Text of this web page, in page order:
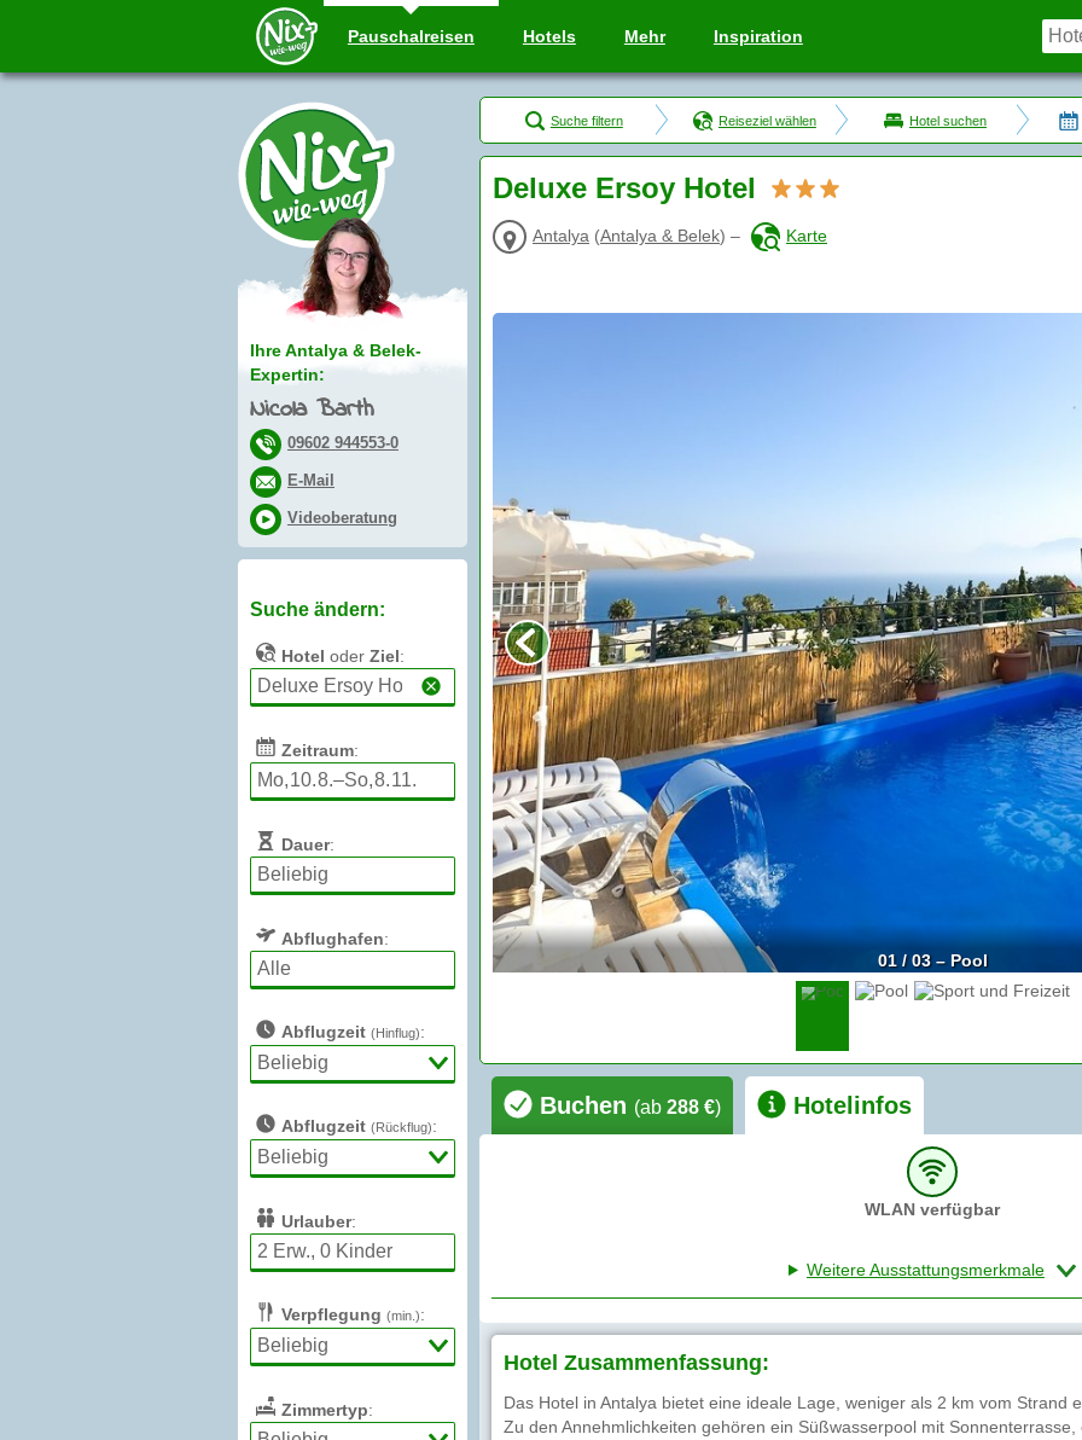
Pauschalreisen Hotels Mehr Inspiration
Ihre Antalya & Belek-
Expertin:
Nicola Barth
09602 944553-0
E-Mail
Videoberatung
Suche ändern:
Hotel oder Ziel:
Zeitraum:
Dauer:
Abflughafen:
Abflugzeit (Hinflug):
Abflugzeit (Rückflug):
Urlauber:
Verpflegung (min.):
Zimmertyp:
Suche filtern Reiseziel wählen Hotel suchen
Deluxe Ersoy Hotel
Antalya (Antalya & Belek) – Karte
01 / 03 – Pool
Buchen (ab 288 €) Hotelinfos
WLAN verfügbar
Weitere Ausstattungsmerkmale
Hotel Zusammenfassung:
Das Hotel in Antalya bietet eine ideale Lage, weniger als 2 km vom Strand
Zu den Annehmlichkeiten gehören ein Süßwasserpool mit